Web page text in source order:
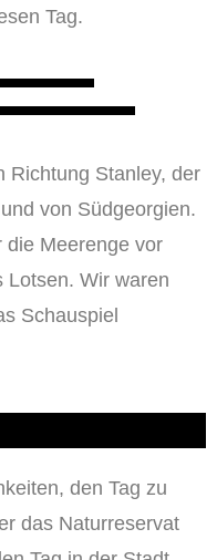
Tag.
Richtung Stanley, der
von Südgeorgien.
die Meerenge vor
Lotsen. Wir waren
Schauspiel
den Tag zu
das Naturreservat